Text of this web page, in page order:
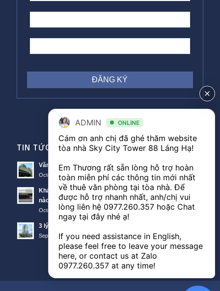
TIN TỨC VĂN PHÒNG
Văn phòng Sky City văn phòng cho thuê nổi bật tại Đống Đa
October 11, 2018 - 10:00 am
Khách hàng thuê văn phòng The Lancaster theo diện tích
nào?
October 11, 2018 - 3:51 am
3 lý do nên thuê văn phòng Sunwah Tower
September 21, 2018 - 3:48 am
ADMIN ONLINE
Cám ơn anh chị đã ghé thăm website
tòa nhà Sky City Tower 88 Láng Hạ!
Em Thương rất sẵn lòng hỗ trợ hoàn
toàn miễn phí các thông tin mới nhất
về thuê văn phòng tại tòa nhà. Để
được hỗ trợ nhanh nhất, anh/chị vui
lòng liên hệ 0977.260.357 hoặc Chat
ngay tại đây nhé ạ!
If you need assistance in English,
please feel free to leave your message
0977.260.357 at any time!